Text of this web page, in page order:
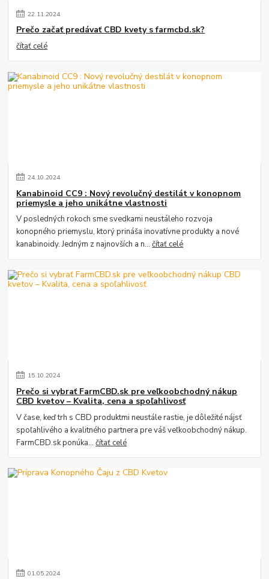
22.11.2024
Prečo začať predávať CBD kvety s farmcbd.sk?
čítať celé
24.10.2024
Kanabinoid CC9 : Nový revolučný destilát v konopnom
priemysle a jeho unikátne vlastnosti
V posledných rokoch sme svedkami neustáleho rozvoja
konopného priemyslu, ktorý prináša inovatívne produkty a nové
kanabinoidy. Jedným z najnovších a n...čítať celé
15.10.2024
Prečo si vybrať FarmCBD.sk pre veľkoobchodný nákup
CBD kvetov – Kvalita, cena a spoľahlivosť
V čase, keď trh s CBD produktmi neustále rastie, je dôležité nájsť
spoľahlivého a kvalitného partnera pre váš veľkoobchodný nákup.
FarmCBD.sk ponúka...čítať celé
01.05.2024